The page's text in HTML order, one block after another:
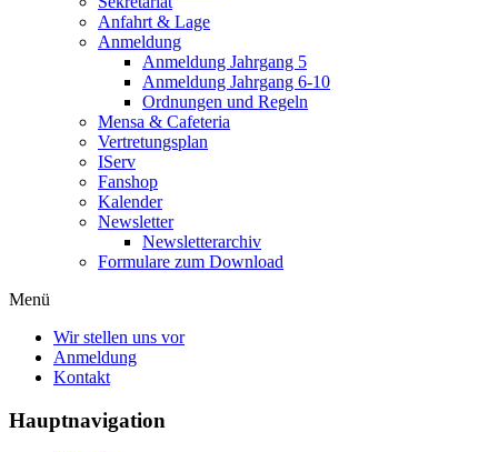
Anfahrt & Lage
Anmeldung
Anmeldung Jahrgang 5
Anmeldung Jahrgang 6-10
Ordnungen und Regeln
Mensa & Cafeteria
Vertretungsplan
IServ
Fanshop
Kalender
Newsletter
Newsletterarchiv
Formulare zum Download
Menü
Wir stellen uns vor
Anmeldung
Kontakt
Hauptnavigation